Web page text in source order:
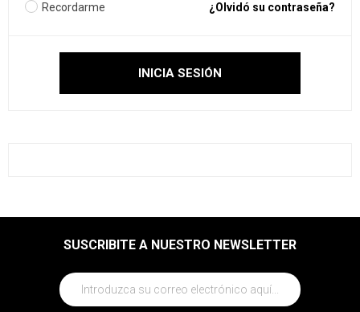
Recordarme ¿Olvidó su contraseña?
SUSCRIBITE A NUESTRO NEWSLETTER